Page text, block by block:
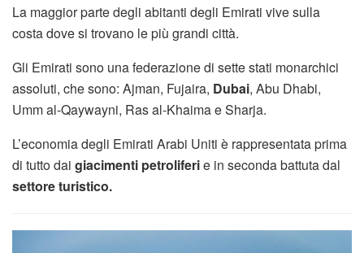
La maggior parte degli abitanti degli Emirati vive sulla
costa dove si trovano le più grandi città.
Gli Emirati sono una federazione di sette stati monarchici
assoluti, che sono: Ajman, Fujaira, Dubai, Abu Dhabi,
Umm al-Qaywayni, Ras al-Khaima e Sharja.
L’economia degli Emirati Arabi Uniti è rappresentata prima
di tutto dai giacimenti petroliferie in seconda battuta dal
settore turistico.